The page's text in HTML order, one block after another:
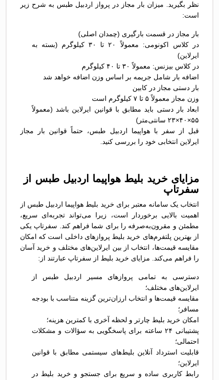
نظر بگیرید. میزان بار مجاز در پرواز اردبیل طبس به شرح زیر
است:
بار مجاز در قسمت بارگیری (چمدان اصلی)
در کلاس اکونومی: معمولاً ۲۰ تا ۳۰ کیلوگرم (بسته به
ایرلاین)
در کلاس بیزنس: معمولاً ۳۰ تا ۴۰ کیلوگرم
اضافه بار شامل جریمه بر اساس وزن اضافه خواهد شد
بار دستی مجاز در کابین
وزن مجاز معمولاً ۵ تا ۷ کیلوگرم است
ابعاد بار دستی باید مطابق با قوانین ایرلاین باشد (معمولاً
۵۵×۴۰×۲۳ سانتی‌متر)
قبل از سفر با هواپیما اردبیل طبس، حتماً قوانین بار مجاز
ایرلاین انتخابی خود را بررسی کنید.
مزایای خرید بلیط هواپیما اردبیل طبس از
سفرتاپ
انتخاب یک سامانه معتبر برای خرید بلیط هواپیما اردبیل طبس از
اهمیت بالایی برخوردار است، زیرا می‌تواند تجربه‌ای سریع،
مطمئن و مقرون‌به‌صرفه را برای شما فراهم کند. سفرتاپ یکی
از بهترین پلتفرم‌های خرید بلیط پروازهای داخلی است که امکان
مقایسه قیمت‌ها، انتخاب از بین ایرلاین‌های مختلف و خرید آسان
را فراهم می‌کند. مزایای خرید بلیط از سفرتاپ عبارتند از:
دسترسی به تمامی پروازهای مسیر اردبیل طبس از
ایرلاین‌های مختلف؛
مقایسه قیمت‌ها و انتخاب ارزان‌ترین گزینه متناسب با بودجه
مسافر؛
امکان خرید بلیط چارتر و لحظه آخری با کمترین هزینه؛
پشتیبانی ۲۴ ساعته برای پاسخگویی به سؤالات و مشکلات
احتمالی؛
قابلیت استرداد آنلاین بلیط‌های سیستمی مطابق با قوانین
ایرلاین؛
رابط کاربری ساده و سریع برای جستجو و خرید بلیط در